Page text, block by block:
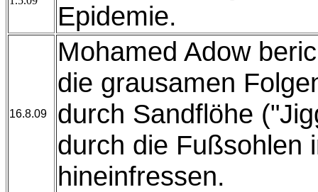
Epidemie.
16.8.09
Mohamed Adow
die grausamen
durch Sandflöhe
durch die Fußsohlen
hineinfressen.